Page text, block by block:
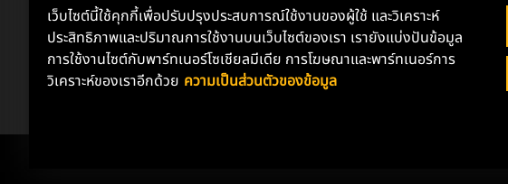
ประกาศด้านกฎหมาย
เว็บไซต์นี้ใช้คุกกี้เพื่อปรับปรุงประสบการณ์ใช้งานของผู้ใช้ และวิเคราะห์
ประสิทธิภาพและปริมาณการใช้งานบนเว็บไซต์ของเรา เรายังแบ่งปันข้อมูล
การใช้งานไซต์กับพาร์ทเนอร์โซเชียลมีเดีย การโฆษณาและพาร์ทเนอร์การ
วิเคราะห์ของเราอีกด้วย ความเป็นส่วนตัวของข้อมูล